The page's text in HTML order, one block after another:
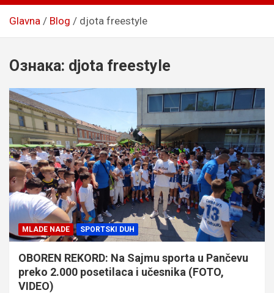
Glavna Blog djota freestyle
Ознака: djota freestyle
MLADE NADE SPORTSKI DUH
OBOREN REKORD: Na Sajmu sporta u Pančevu
preko 2.000 posetilaca i učesnika (FOTO,
VIDEO)